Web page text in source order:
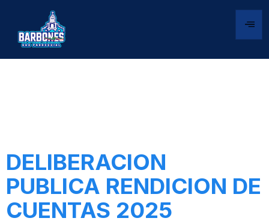
DELIBERACION
PUBLICA RENDICION DE
CUENTAS 2025